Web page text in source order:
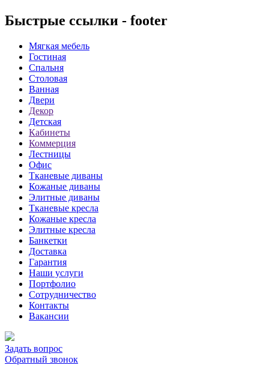
Быстрые ссылки - footer
Мягкая мебель
Гостиная
Спальня
Столовая
Ванная
Двери
Декор
Детская
Кабинеты
Коммерция
Лестницы
Офис
Тканевые диваны
Кожаные диваны
Элитные диваны
Тканевые кресла
Кожаные кресла
Элитные кресла
Банкетки
Доставка
Гарантия
Наши услуги
Портфолио
Сотрудничество
Контакты
Вакансии
Задать вопрос
Обратный звонок